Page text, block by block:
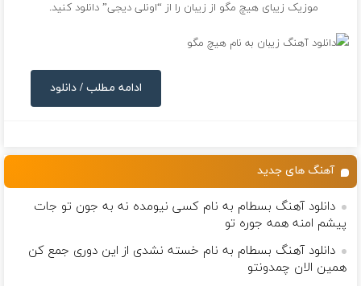
موزیک زیبای هیچ مگو از زیبان را از “اونلی دیجی” دانلود کنید.
ادامه مطلب / دانلود
آهنگ های جدید
دانلود آهنگ بسطام به نام کسی نیومده نه به جون تو جات
پیشم امنه همه جوره تو
دانلود آهنگ بسطام به نام خسته نشدی از این دوری جمع کن
همین الان چمدونتو